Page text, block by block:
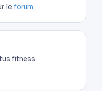
le forum.
fitness.